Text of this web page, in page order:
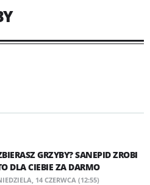
GRZYBY? SANEPID ZROBI
DLA CIEBIE ZA DARMO
14 CZERWCA (12:55)